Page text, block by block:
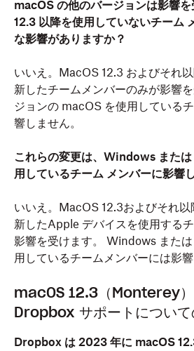
macOS の他のバージョンは影響
12.3 以降を使用していないチーム
な影響がありますか？
いいえ。MacOS 12.3 およびそれ
新したチームメンバーのみが影響
ジョンの macOS を使用している
響しません。
これらの変更は、Windows また
用しているチーム メンバーに影響
いいえ。MacOS 12.3およびそれ
新したApple デバイスを使用する
影響を受けます。 Windows また
用しているチームメンバーには影響
macOS 12.3（Monterey）
Dropbox サポートについて
Dropbox は 2023 年に macOS